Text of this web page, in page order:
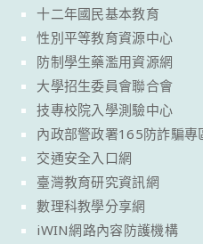
十二年國民基本教育
性別平等教育資源中心
防制學生藥濫用資源網
大學招生委員會聯合會
技專校院入學測驗中心
內政部警政署165防詐騙專
交通安全入口網
臺灣教育研究資訊網
數理科教學分享網
iWIN網路內容防護機構